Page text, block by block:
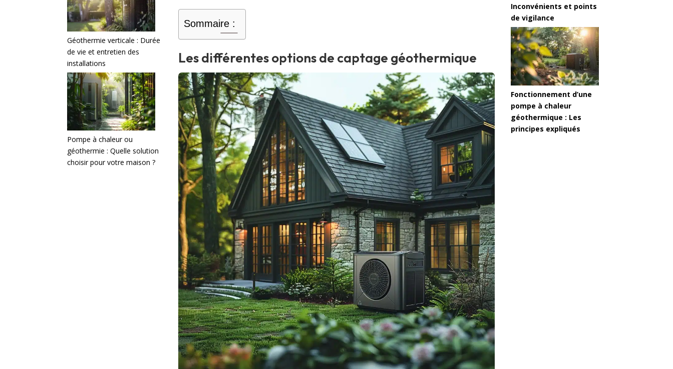
Géothermie verticale : Durée
de vie et entretien des
installations
Pompe à chaleur ou
géothermie : Quelle solution
choisir pour votre maison ?
Sommaire :
Les différentes options de captage géothermique
Inconvénients et points
de vigilance
Fonctionnement d’une
pompe à chaleur
géothermique : Les
principes expliqués